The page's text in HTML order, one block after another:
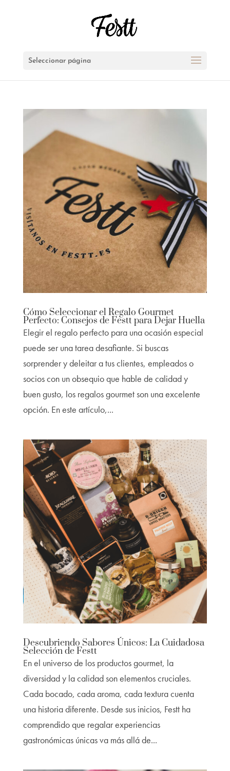
Seleccionar página
Cómo Seleccionar el Regalo Gourmet
Perfecto: Consejos de Festt para Dejar Huella
Elegir el regalo perfecto para una ocasión especial
puede ser una tarea desafiante. Si buscas
sorprender y deleitar a tus clientes, empleados o
socios con un obsequio que hable de calidad y
buen gusto, los regalos gourmet son una excelente
opción. En este artículo,...
Descubriendo Sabores Únicos: La Cuidadosa
Selección de Festt
En el universo de los productos gourmet, la
diversidad y la calidad son elementos cruciales.
Cada bocado, cada aroma, cada textura cuenta
una historia diferente. Desde sus inicios, Festt ha
comprendido que regalar experiencias
gastronómicas únicas va más allá de...